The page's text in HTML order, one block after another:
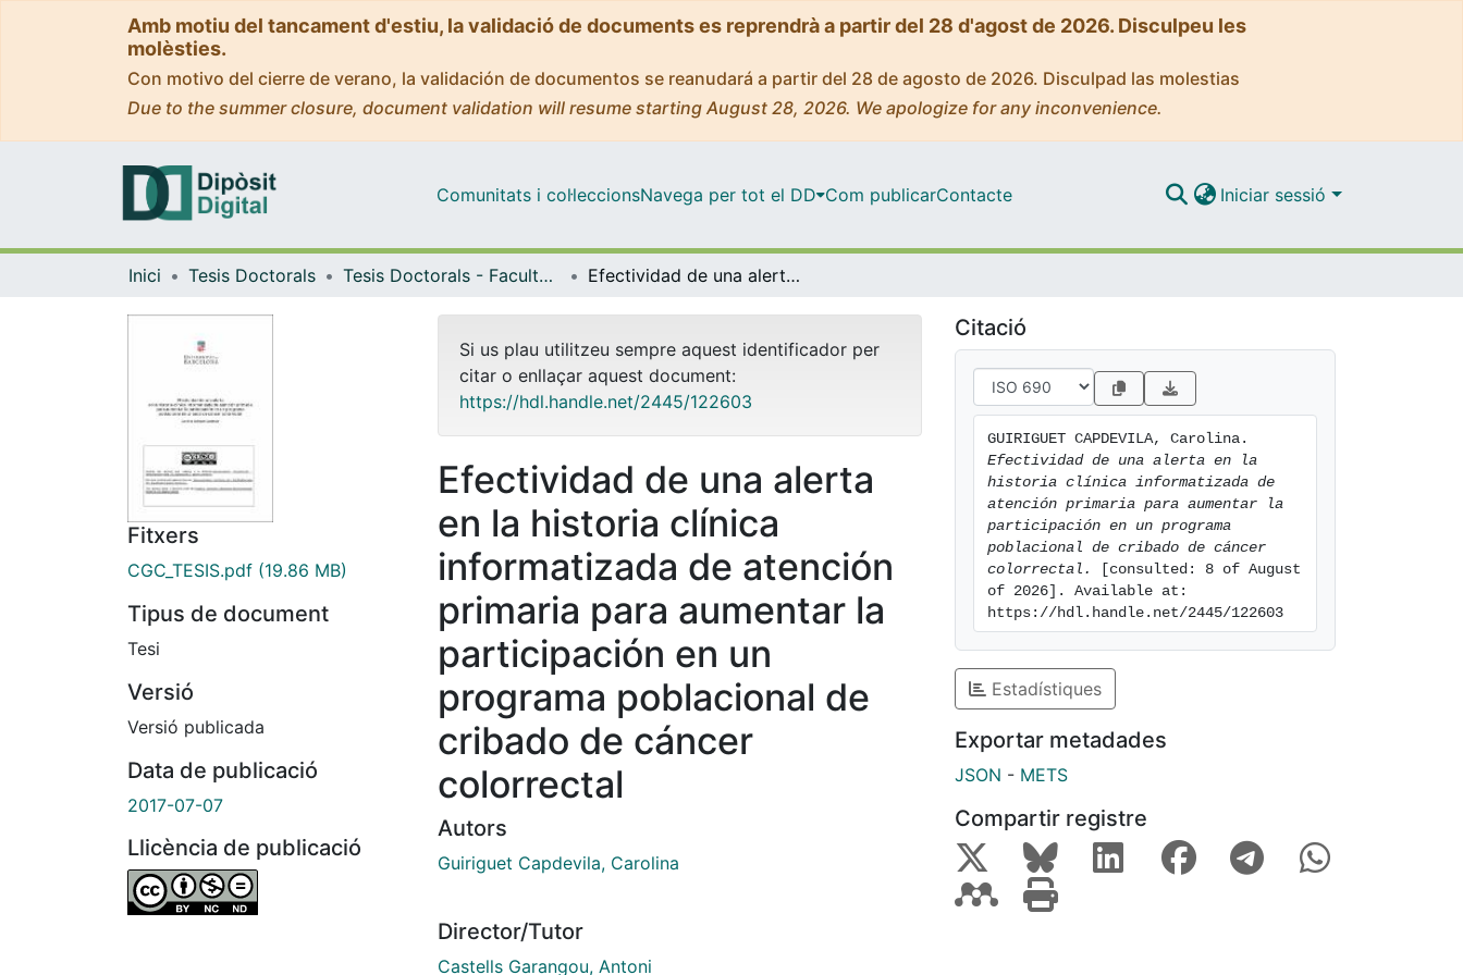
Amb motiu del tancament d'estiu, la validació de documents es reprendrà a partir del 28 d'agost de 2026. Disculpeu les
molèsties.
Con motivo del cierre de verano, la validación de documentos se reanudará a partir del 28 de agosto de 2026. Disculpad las molestias
Due to the summer closure, document validation will resume starting August 28, 2026. We apologize for any inconvenience.
Comunitats i col·leccionsNavega per tot el DD Com publicarContacte Iniciar sessió
Inici Tesis Doctorals Tesis Doctorals - Facultat - Medicina Efectividad de una alerta en la historia clínica informatizada de atención primaria para aumentar la participación en un programa poblacional de cribado de cáncer colorrectal
Fitxers
CGC_TESIS.pdf (19.86 MB)
Tipus de document
Tesi
Versió
Versió publicada
Data de publicació
2017-07-07
Llicència de publicació
Si us plau utilitzeu sempre aquest identificador per
citar o enllaçar aquest document:
https://hdl.handle.net/2445/122603
Efectividad de una alerta
en la historia clínica
informatizada de atención
primaria para aumentar la
participación en un
programa poblacional de
cribado de cáncer
colorrectal
Autors
Guiriguet Capdevila, Carolina
Director/Tutor
Castells Garangou, Antoni
Citació
Efectividad de una alerta en la
historia clínica informatizada de
atención primaria para aumentar la
participación en un programa
poblacional de cribado de cáncer
colorrectal.
[consulted: 8 of August
of 2026]. Available at:
https://hdl.handle.net/2445/122603
Estadístiques
Exportar metadades
JSON - METS
Compartir registre